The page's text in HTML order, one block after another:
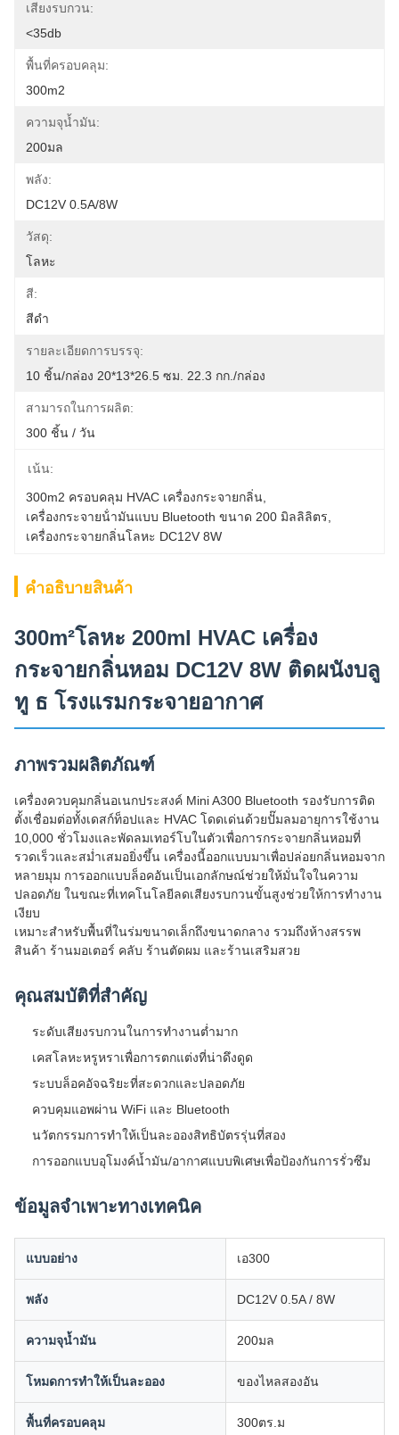
เสียงรบกวน:
<35db
พื้นที่ครอบคลุม:
300m2
ความจุน้ำมัน:
200มล
พลัง:
DC12V 0.5A/8W
วัสดุ:
โลหะ
สี:
สีดำ
รายละเอียดการบรรจุ:
10 ชิ้น/กล่อง 20*13*26.5 ซม. 22.3 กก./กล่อง
สามารถในการผลิต:
300 ชิ้น / วัน
เน้น:
300m2 ครอบคลุม HVAC เครื่องกระจายกลิ่น
เครื่องกระจายน้ํามันแบบ Bluetooth ขนาด 200 มิลลิลิตร
เครื่องกระจายกลิ่นโลหะ DC12V 8W
คําอธิบายสินค้า
300m²โลหะ 200ml HVAC เครื่อง
กระจายกลิ่นหอม DC12V 8W ติดผนังบลู
ทู ธ โรงแรมกระจายอากาศ
ภาพรวมผลิตภัณฑ์
เครื่องควบคุมกลิ่นอเนกประสงค์ Mini A300 Bluetooth รองรับการติด
ตั้งเชื่อมต่อทั้งเดสก์ท็อปและ HVAC โดดเด่นด้วยปั๊มลมอายุการใช้งาน
10,000 ชั่วโมงและพัดลมเทอร์โบในตัวเพื่อการกระจายกลิ่นหอมที่
รวดเร็วและสม่ำเสมอยิ่งขึ้น เครื่องนี้ออกแบบมาเพื่อปล่อยกลิ่นหอมจาก
หลายมุม การออกแบบล็อคอันเป็นเอกลักษณ์ช่วยให้มั่นใจในความ
ปลอดภัย ในขณะที่เทคโนโลยีลดเสียงรบกวนขั้นสูงช่วยให้การทำงาน
เงียบ
เหมาะสำหรับพื้นที่ในร่มขนาดเล็กถึงขนาดกลาง รวมถึงห้างสรรพ
สินค้า ร้านมอเตอร์ คลับ ร้านตัดผม และร้านเสริมสวย
คุณสมบัติที่สำคัญ
ระดับเสียงรบกวนในการทำงานต่ำมาก
เคสโลหะหรูหราเพื่อการตกแต่งที่น่าดึงดูด
ระบบล็อคอัจฉริยะที่สะดวกและปลอดภัย
ควบคุมแอพผ่าน WiFi และ Bluetooth
นวัตกรรมการทำให้เป็นละอองสิทธิบัตรรุ่นที่สอง
การออกแบบอุโมงค์น้ำมัน/อากาศแบบพิเศษเพื่อป้องกันการรั่วซึม
ข้อมูลจำเพาะทางเทคนิค
แบบอย่าง เอ300
พลัง DC12V 0.5A / 8W
ความจุน้ำมัน 200มล
โหมดการทำให้เป็นละออง ของไหลสองอัน
พื้นที่ครอบคลุม 300ตร.ม